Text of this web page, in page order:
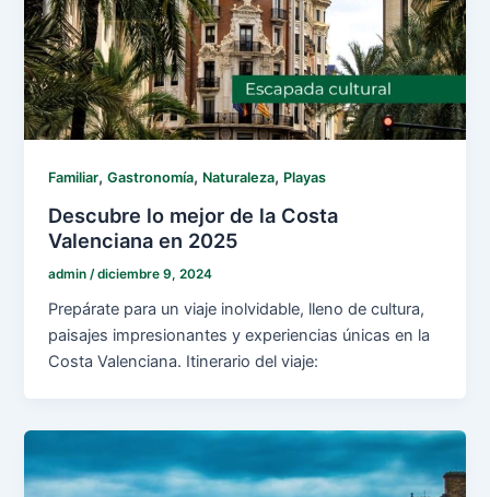
Familiar,Gastronomía, Naturaleza, Playas
Descubre lo mejor de la Costa
Valenciana en 2025
admin /diciembre 9, 2024
Prepárate para un viaje inolvidable, lleno de cultura,
paisajes impresionantes y experiencias únicas en la
Costa Valenciana. Itinerario del viaje: